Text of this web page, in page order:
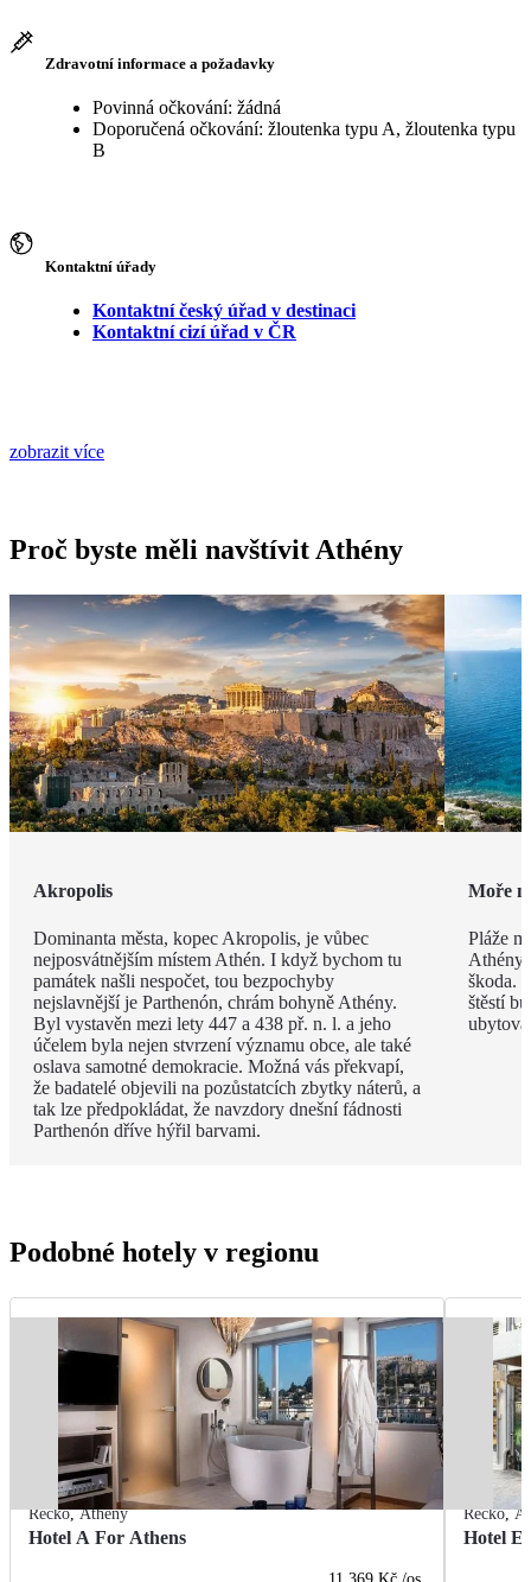
Zdravotní informace a požadavky
Povinná očkování: žádná
Doporučená očkování: žloutenka typu A, žloutenka typu
B
Kontaktní úřady
Kontaktní český úřad v destinaci
Kontaktní cizí úřad v ČR
zobrazit více
Proč byste měli navštívit Athény
Akropolis
Dominanta města, kopec Akropolis, je vůbec
nejposvátnějším místem Athén. I když bychom tu
památek našli nespočet, tou bezpochyby
nejslavnější je Parthenón, chrám bohyně Athény.
Byl vystavěn mezi lety 447 a 438 př. n. l. a jeho
účelem byla nejen stvrzení významu obce, ale také
oslava samotné demokracie. Možná vás překvapí,
že badatelé objevili na pozůstatcích zbytky náterů, a
tak lze předpokládat, že navzdory dnešní fádnosti
Parthenón dříve hýřil barvami.
Moře
Pláže
Athény
škoda.
štěstí
Podobné hotely v regionu
Řecko,Athény
Hotel A For Athens
Řecko,
Hotel